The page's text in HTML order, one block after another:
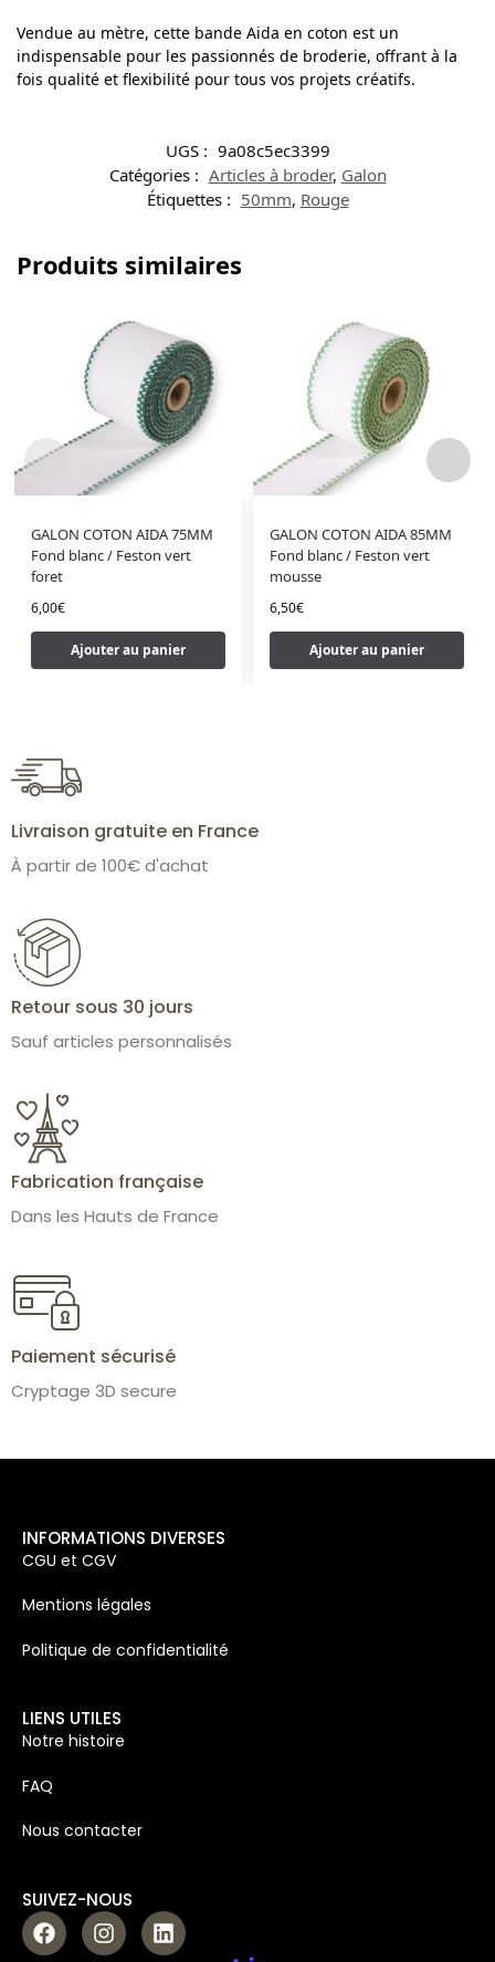
Vendue au mètre, cette bande Aida en coton est un
indispensable pour les passionnés de broderie, offrant à la
fois qualité et flexibilité pour tous vos projets créatifs.
UGS : 9a08c5ec3399
Catégories : Articles à broder, Galon
Étiquettes : 50mm, Rouge
Produits similaires
GALON COTON AIDA 75MM
Fond blanc / Feston vert
foret
6,00€
Ajouter au panier
GALON COTON AIDA 85MM
Fond blanc / Feston vert
mousse
6,50€
Ajouter au panier
Livraison gratuite en France
À partir de 100€ d'achat
Retour sous 30 jours
Sauf articles personnalisés
Fabrication française
Dans les Hauts de France
Paiement sécurisé
Cryptage 3D secure
INFORMATIONS DIVERSES
CGU et CGV
Mentions légales
Politique de confidentialité
LIENS UTILES
Notre histoire
FAQ
Nous contacter
SUIVEZ-NOUS